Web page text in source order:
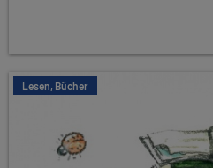
Lesen, Bücher